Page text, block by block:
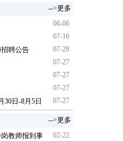
-->更多
06-06
07-16
聘公告
07-28
07-27
07-27
07-27
30日-8月5日报名）
07-27
-->更多
教师报到事宜通知
02-22